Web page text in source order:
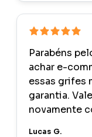
Parabéns
achar e-
essas grifes
garantia.
novamente
Lucas G.